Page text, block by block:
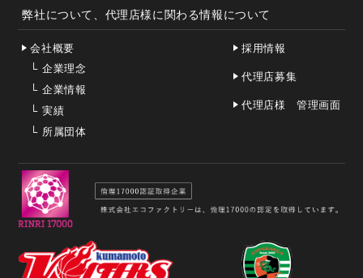
弊社について、代理店様に関わる情報について
会社概要
└ 企業理念
└ 企業情報
└ 実績
└ 所属団体
採用情報
代理店募集
代理店様 管理画面